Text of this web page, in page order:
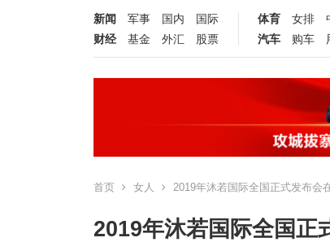
新闻 军事 国内
国际
财经
基金 外汇 股票
体育 女排
汽车
购车
首页 女人 2019年沐若国际全国正式发布会
2019年沐若国际全国正